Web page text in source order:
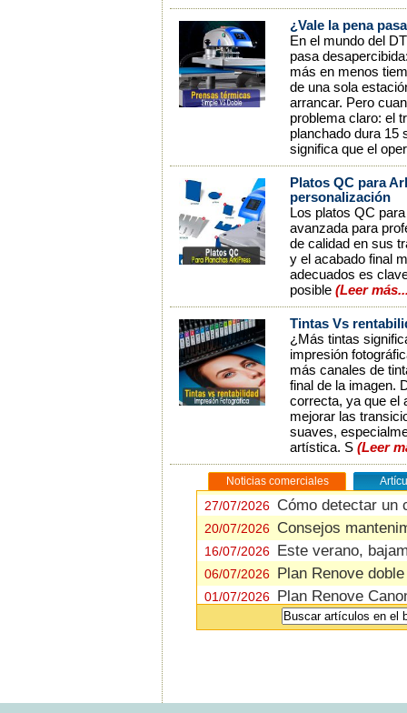
¿Vale la pena
En el mundo del
pasa
más en menos
de una sola
arrancar. Pero
problema claro: el
planchado dura 15
significa que el
Platos QC para
personalización
Los platos QC
avanzada para
de calidad en sus
y el acabado final
adecuados es
posible (Leer
Tintas Vs
¿Más tintas
impresión
más canales de
final de la imagen.
correcta, ya que el
mejorar las
suaves,
artística. S (Leer
Noticias comerciales
27/07/2026 Cómo detectar un
20/07/2026 Consejos
16/07/2026 Este verano,
06/07/2026 Plan Renove
01/07/2026 Plan Renove
Fiery FilmMaker,
Shaker
27/07/2026 Cómo detectar un
25/02/2026 Tintas Vs
28/01/2026 Epson Media
14/01/2026 Ajustes del plato
04/12/2025 Engrase del eje
calidad